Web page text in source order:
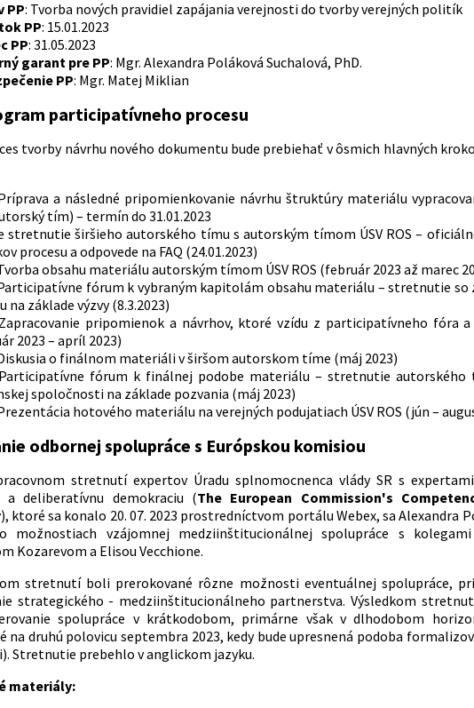
PP: Tvorba nových pravidiel zapájania verejnosti do tvorby verejných politík
PP: 15.01.2023
PP: 31.05.2023
garant pre PP: Mgr. Alexandra Poláková Suchalová, PhD.
PP: Mgr. Matej Miklian
participatívneho procesu
tvorby návrhu nového dokumentu bude prebiehať v ôsmich hlavných
a následné pripomienkovanie návrhu štruktúry materiálu
tím) – termín do 31.01.2023
stretnutie širšieho autorského tímu s autorským tímom ÚSV ROS –
procesu a odpovede na FAQ (24.01.2023)
obsahu materiálu autorským tímom ÚSV ROS (február 2023 až marec
fórum k vybraným kapitolám obsahu materiálu – stretnutie so
na základe výzvy (8.3.2023)
pripomienok a návrhov, ktoré vzídu z participatívneho fóra
2023 – apríl 2023)
o finálnom materiáli v širšom autorskom tíme (máj 2023)
fórum k finálnej podobe materiálu – stretnutie
spoločnosti na základe pozvania (máj 2023)
hotového materiálu na verejných podujatiach ÚSV ROS (jún –
odbornej spolupráce s Európskou komisiou
stretnutí expertov Úradu splnomocnenca vlády SR s
a deliberatívnu demokraciu (The European Commission's
), ktoré sa konalo 20. 07. 2023 prostredníctvom portálu Webex, sa Alexandra
možnostiach vzájomnej medziinštitucionálnej spolupráce s
Kozarevom a Elisou Vecchione.
stretnutí boli prerokované rôzne možnosti eventuálnej spolupráce,
strategického - medziinštitucionálneho partnerstva. Výsledkom
spolupráce v krátkodobom, primárne však v dlhodobom
na druhú polovicu septembra 2023, kedy bude upresnená podoba
Stretnutie prebehlo v anglickom jazyku.
materiály: